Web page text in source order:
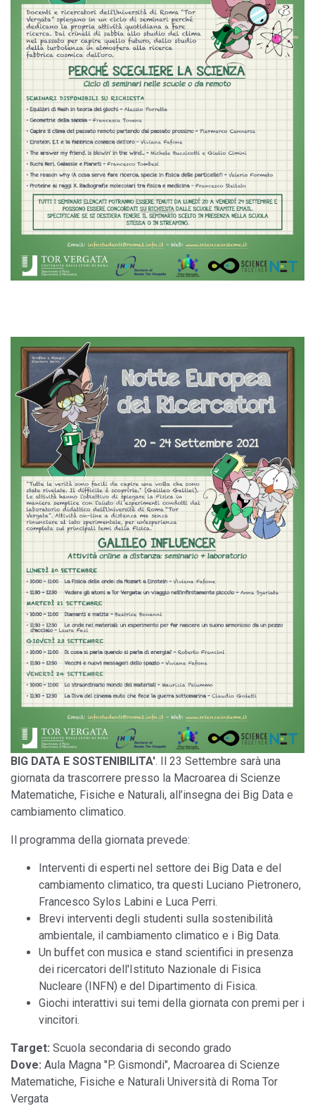
BIG DATA E SOSTENIBILITA'. Il 23 Settembre sarà una
giornata da trascorrere presso la Macroarea di Scienze
Matematiche, Fisiche e Naturali, all’insegna dei Big Data e
cambiamento climatico.
Il programma della giornata prevede:
Interventi di esperti nel settore dei Big Data e del
cambiamento climatico, tra questi Luciano Pietronero,
Francesco Sylos Labini e Luca Perri.
Brevi interventi degli studenti sulla sostenibilità
ambientale, il cambiamento climatico e i Big Data.
Un buffet con musica e stand scientifici in presenza
dei ricercatori dell'Istituto Nazionale di Fisica
Nucleare (INFN) e del Dipartimento di Fisica.
Giochi interattivi sui temi della giornata con premi per i
vincitori.
Target: Scuola secondaria di secondo grado
Dove: Aula Magna "P. Gismondi", Macroarea di Scienze
Matematiche, Fisiche e Naturali Università di Roma Tor
Vergata